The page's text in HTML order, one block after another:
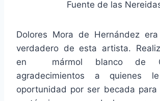
Fuente de las
Dolores Mora de Hernández
verdadero de esta artista.
en mármol blanco de
agradecimientos a quienes
oportunidad por ser becada para